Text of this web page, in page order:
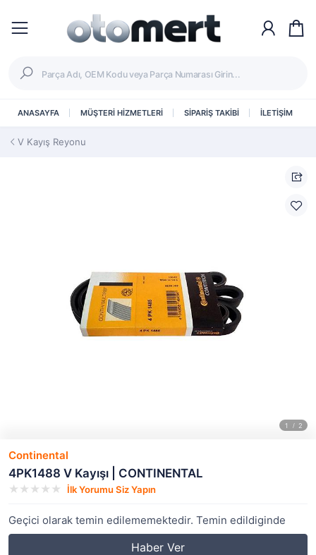
ANASAYFA MÜŞTERİ HİZMETLERİ SİPARİŞ TAKİBİ İLETİŞİM
V Kayış Reyonu
Continental
4PK1488 V Kayışı | CONTINENTAL
İlk Yorumu Siz Yapın
Geçici olarak temin edilememektedir. Temin edildiginde
Haber Ver